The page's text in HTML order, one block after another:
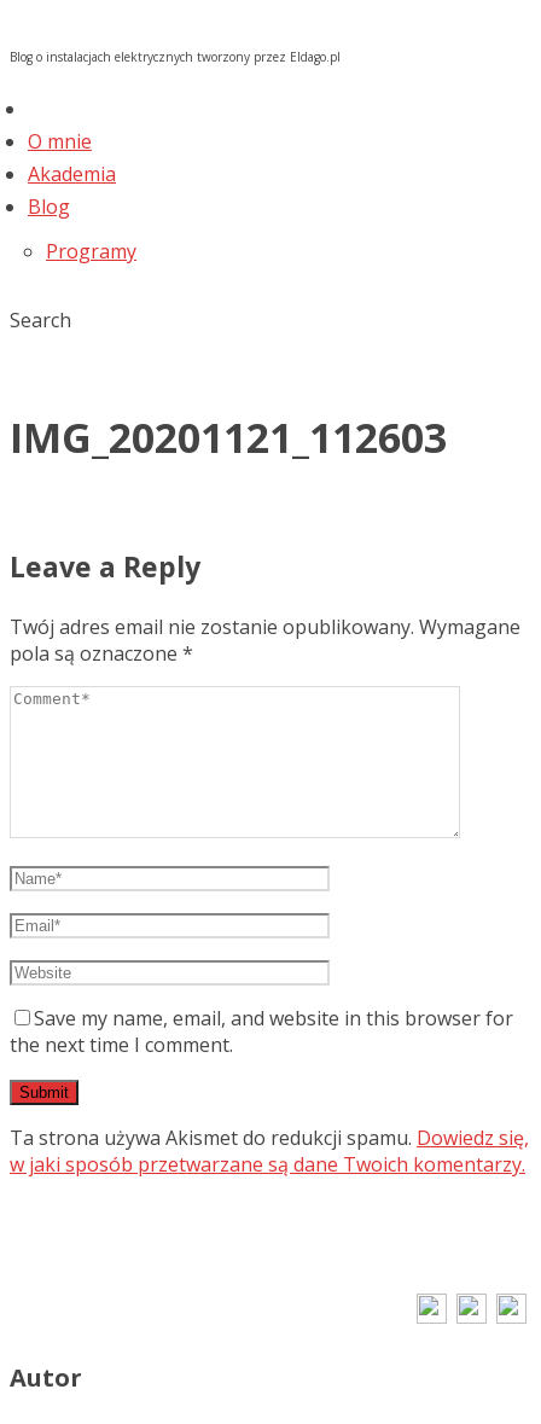
Blog o instalacjach elektrycznych tworzony przez Eldago.pl
O mnie
Akademia
Blog
Programy
Search
IMG_20201121_112603
Leave a Reply
Twój adres email nie zostanie opublikowany. Wymagane
pola są oznaczone *
Save my name, email, and website in this browser for
the next time I comment.
Ta strona używa Akismet do redukcji spamu. Dowiedz się,
w jaki sposób przetwarzane są dane Twoich komentarzy.
Autor